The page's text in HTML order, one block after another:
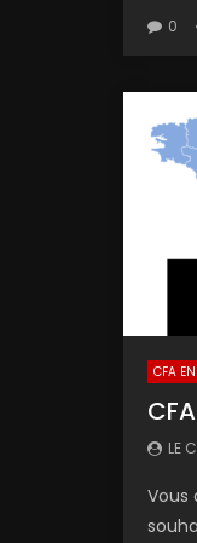
0
CFA
LE
Vous